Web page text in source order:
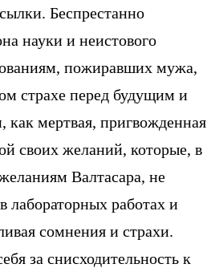
Беспрестанно
науки и неистового
пожиравших мужа,
страхе перед будущим и
как мертвая, пригвожденная
своих желаний, которые, в
Валтасара, не
лабораторных работах и
сомнения и страхи.
за снисходительность к